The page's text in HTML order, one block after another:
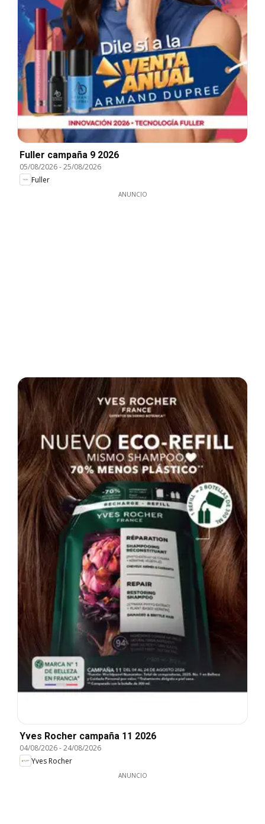
Fuller campaña 9 2026
05/08/2026-25/08/2026
Fuller
ANUNCIO
Yves Rocher campaña 11 2026
04/08/2026-24/08/2026
Yves Rocher
ANUNCIO